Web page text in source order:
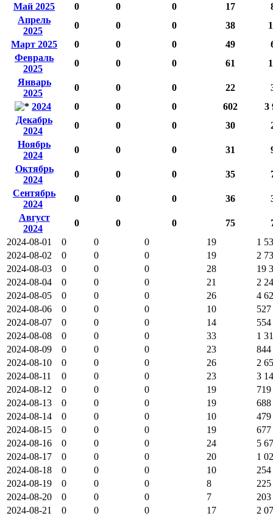
Май 2025
0 0 0 17
Апрель
2025
0 0 0 38
Март 2025
0 0 0 49
Февраль
2025
0 0 0 61
Январь
2025
0 0 0 22
2024
0 0 0 602
3
Декабрь
2024
0 0 0 30
Ноябрь
2024
0 0 0 31
Октябрь
2024
0 0 0 35
Сентябрь
2024
0 0 0 36
Август
2024
0 0 0 75
2024-08-01
0 0 0 19
1
2024-08-02
0 0 0 19
2
2024-08-03
0 0 0 28
19
2024-08-04
0 0 0 21
2
2024-08-05
0 0 0 26
4
2024-08-06
0 0 0 10
527
2024-08-07
0 0 0 14
554
2024-08-08
0 0 0 33
1
2024-08-09
0 0 0 23
844
2024-08-10
0 0 0 26
2
2024-08-11
0 0 0 23
3
2024-08-12
0 0 0 19
719
2024-08-13
0 0 0 19
688
2024-08-14
0 0 0 10
479
2024-08-15
0 0 0 19
677
2024-08-16
0 0 0 24
5
2024-08-17
0 0 0 20
1
2024-08-18
0 0 0 10
254
2024-08-19
0 0 0 8
225
2024-08-20
0 0 0 7
203
2024-08-21
0 0 0 17
2